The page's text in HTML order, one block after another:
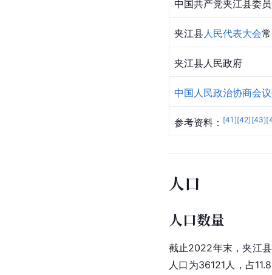
中国共产党夹江县委
夹江县人民代表大会
夹江县人民政府
中国人民政治协商会议
参考资料： [41 ][42] [43][
人口
人口数量
截止2022年末，夹江
人口为36121人，占